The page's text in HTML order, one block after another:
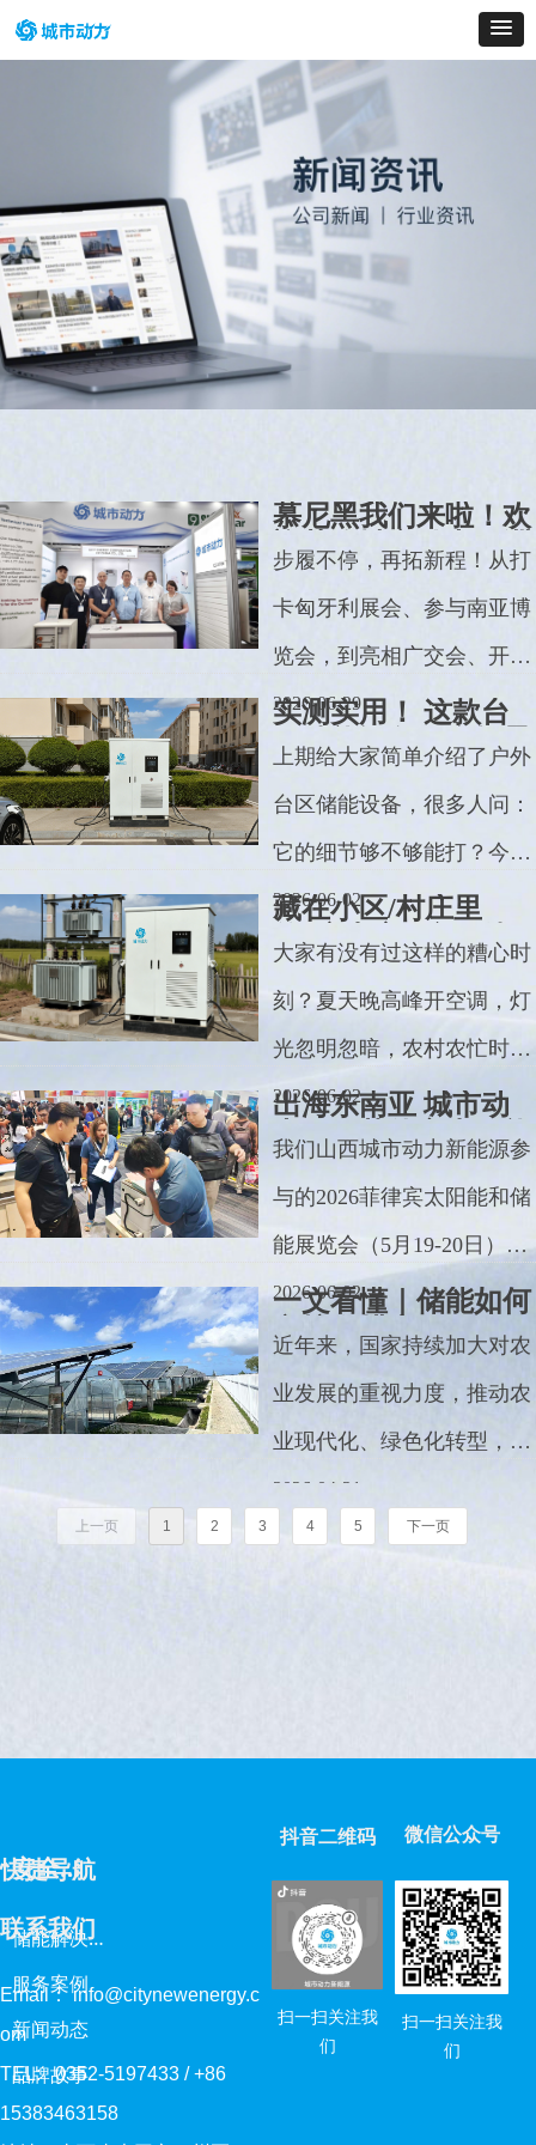
慕尼黑我们来啦！欢
迎莅临城市动力欧洲
智慧能源展
步履不停，再拓新程！从打
卡匈牙利展会、参与南亚博
览会，到亮相广交会、开拓
菲律宾市场，每一场展会都
是沉淀与成长。2026年6
月，我们将走进欧洲核心市
场，重磅亮相The smarter E
Europe 2026欧洲智慧能源展
博览会！在此诚邀各位行业
朋友、合作伙伴，莅临我们
的展位，面对面交流、看新
品、谈合作，共探储能行业
新机遇！
2026-06-29
实测实用！ 这款台
区储能设备，全场景
适配太能打
上期给大家简单介绍了户外
台区储能设备，很多人问：
它的细节够不够能打？今天
就带大家看清它的实力城市
动力261kWh户外台区储能
——不管是小区、农村还是
有光伏、充电桩的场景，它
都能完美适配，实用性拉
满！
2026-06-02
藏在小区/村庄里
的“充电宝” 台区储
能凭什么解决我们的
用电烦恼？
大家有没有过这样的糟心时
刻？夏天晚高峰开空调，灯
光忽明忽暗，农村农忙时，
机器因电压骤降罢工。家门
口的光伏板，中午电多送不
出、晚上电少不够用其实这
些烦恼。根源都是咱们身边
的配电台区“扛不住”了！
2026-06-02
出海东南亚 城市动
力2026菲律宾太阳能
和储能展览会圆满落
幕
我们山西城市动力新能源参
与的2026菲律宾太阳能和储
能展览会（5月19-20日），
在帕赛市SMX会议中心圆满
落幕。
2026-06-02
一文看懂｜储能如何
守护春耕丰收？
近年来，国家持续加大对农
业发展的重视力度，推动农
业现代化、绿色化转型，而
新能源储能技术的融入，正
为春耕生产注入新动能，让
2026-04-21
上一页 1 2 3 4 5 下一页
储
能解决方案
服务案例
新闻动态
品牌故事
快捷导航
联系我们
Email： info@citynewenergy.c
om
TEL: 0352-5197433 / +86
15383463158
扫一扫关注我
们
抖音二维码
扫一扫关注我
们
微信公众号
安
全中心